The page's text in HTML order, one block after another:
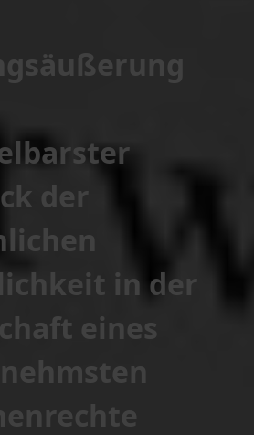
der
in der
eines